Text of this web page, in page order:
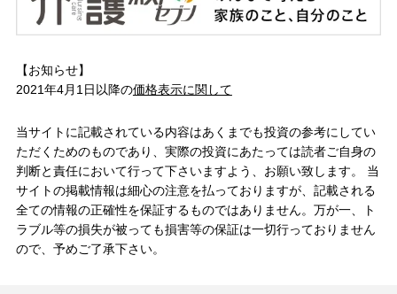
【お知らせ】
2021年4月1日以降の価格表示に関して
当サイトに記載されている内容はあくまでも投資の参考にしてい
ただくためのものであり、実際の投資にあたっては読者ご自身の
判断と責任において行って下さいますよう、お願い致します。 当
サイトの掲載情報は細心の注意を払っておりますが、記載される
全ての情報の正確性を保証するものではありません。万が一、ト
ラブル等の損失が被っても損害等の保証は一切行っておりません
ので、予めご了承下さい。